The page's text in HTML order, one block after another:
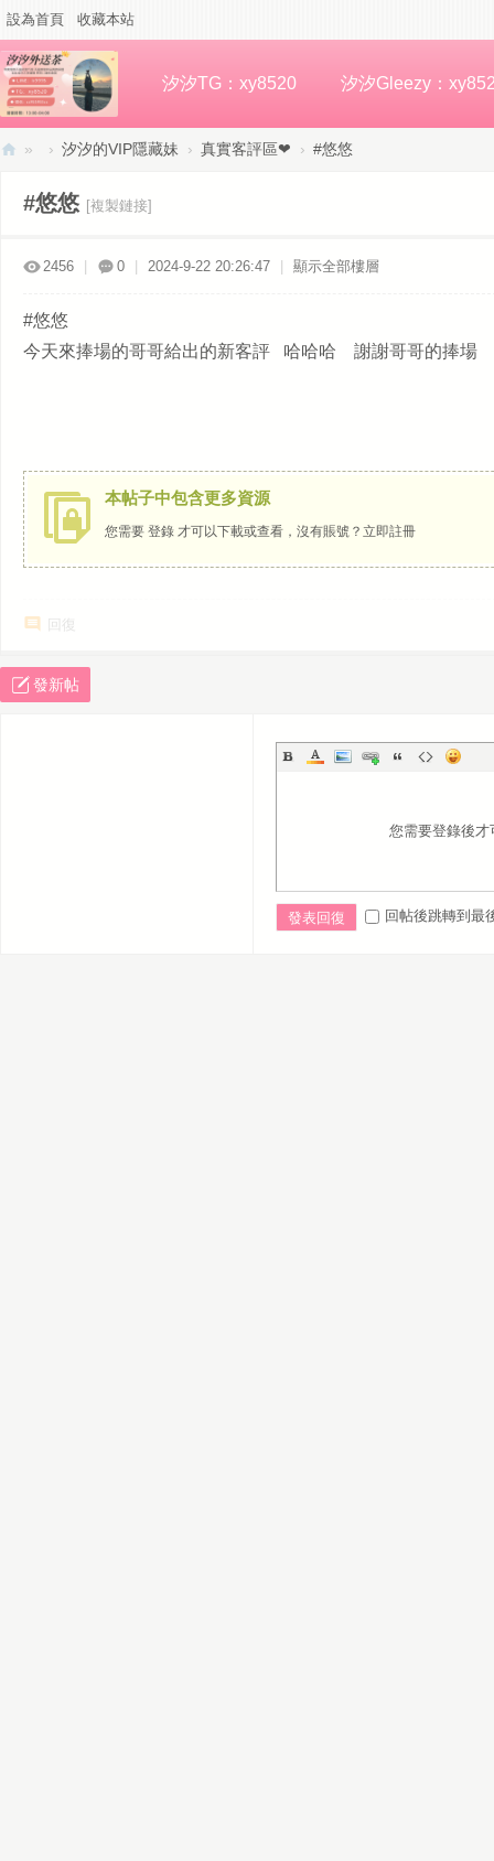
設為首頁 收藏本站
汐汐TG：xy8520 汐汐Gleezy：
» › 汐汐的VIP隱藏妹 › 真實客評區❤ › #悠悠
#悠悠 [複製鏈接]
2456 0 2024-9-22 20:26:47 顯示全部樓層
#悠悠
今天來捧場的哥哥給出的新客評 哈哈哈 謝謝哥哥的捧場
本帖子中包含更多資源
您需要 登錄 才可以下載或查看，沒有賬號？ 立即註冊
回復
發新帖
您需要登錄後
發表回復 回帖後跳轉到最